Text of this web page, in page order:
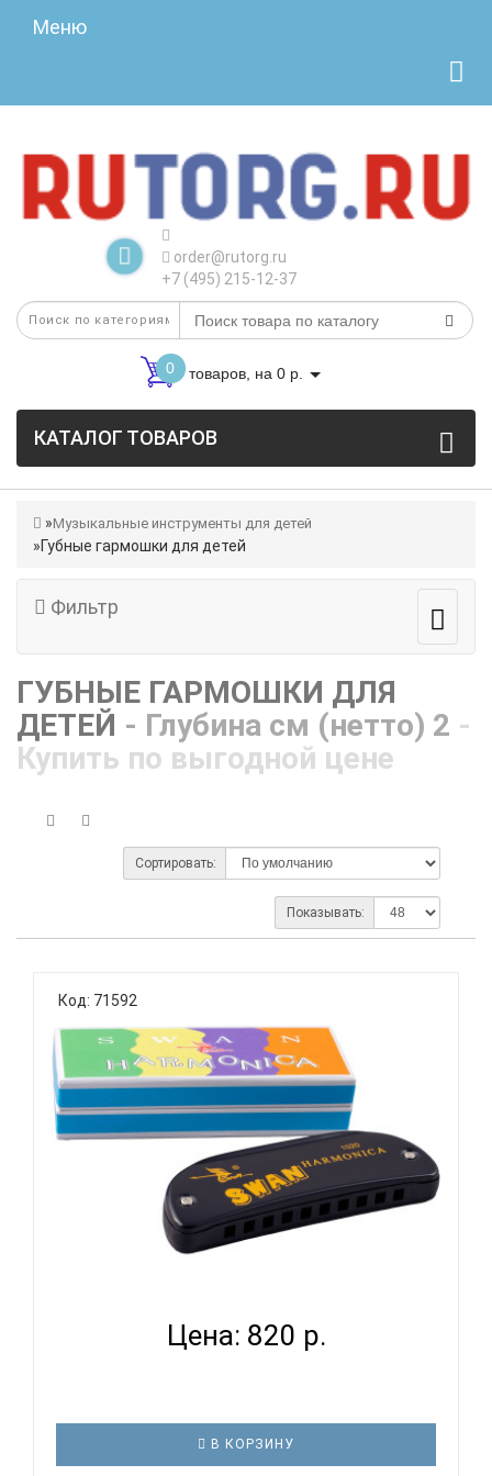
Меню
order@rutorg.ru
+7 (495) 215-12-37
0 товаров, на 0 р.
КАТАЛОГ ТОВАРОВ
Музыкальные инструменты для детей
Губные гармошки для детей
Фильтр
ГУБНЫЕ ГАРМОШКИ ДЛЯ
ДЕТЕЙ - Глубина см (нетто) 2 -
Купить по выгодной цене
Сортировать:
Показывать:
Код: 71592
Цена: 820 р.
В КОРЗИНУ